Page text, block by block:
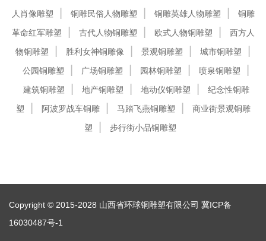
人肖像雕塑
铜雕民俗人物雕塑 铜雕英雄人物雕塑
铜雕
革命红军雕塑
古代人物铜雕塑 欧式人物铜雕塑
西方人
物铜雕塑
胜利女神铜雕像 景观铜雕塑
城市铜雕塑
公园铜雕塑
广场铜雕塑 园林铜雕塑
喷泉铜雕塑
建筑铜雕塑
地产铜雕塑 地动仪铜雕塑
纪念性铜雕
塑
阿波罗战车铜雕 马踏飞燕铜雕塑
商业街景观铜雕
塑
步行街小品铜雕塑
Copyright © 2015-2028 山西省环球铜雕塑有限公司 冀ICP备
16030487号-1